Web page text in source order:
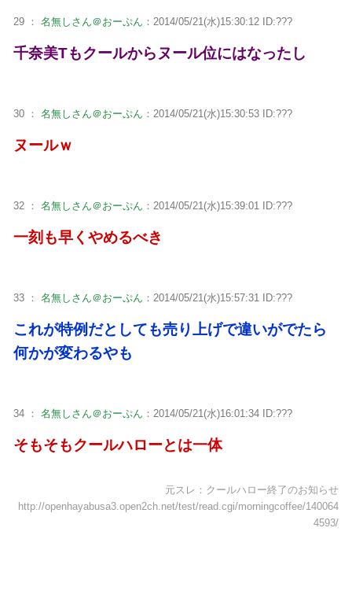
29 ： 名無しさん＠おーぷん ：2014/05/21(水)15:30:12 ID:???
千奈美Tもクールからヌール位にはなったし
30 ： 名無しさん＠おーぷん ：2014/05/21(水)15:30:53 ID:???
ヌールｗ
32 ： 名無しさん＠おーぷん ：2014/05/21(水)15:39:01 ID:???
一刻も早くやめるべき
33 ： 名無しさん＠おーぷん ：2014/05/21(水)15:57:31 ID:???
これが特例だとしても売り上げで違いがでたら
何かが変わるやも
34 ： 名無しさん＠おーぷん ：2014/05/21(水)16:01:34 ID:???
そもそもクールハローとは一体
元スレ：クールハロー終了のお知らせ
http://openhayabusa3.open2ch.net/test/read.cgi/morningcoffee/140064
4593/